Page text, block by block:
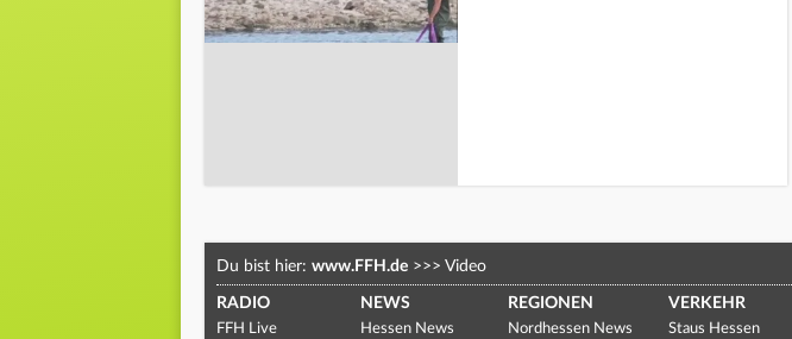
Du bist hier: www.FFH.de >>> Video
RADIO
FFH Live
NEWS
Hessen News
REGIONEN
Nordhessen News
VERKEHR
Staus Hessen